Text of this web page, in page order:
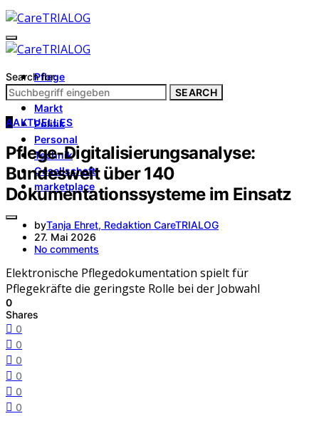
Pflege
Architektur
Markt
Politik
Personal
Technik
Gesellschaft
marketplace
Search for:
SEARCH
AAKTUELLES
Pflege-Digitalisierungsanalyse:
Bundesweit über 140
Dokumentationssysteme im Einsatz
byTanja Ehret, Redaktion CareTRIALOG
27. Mai 2026
No comments
Elektronische Pflegedokumentation spielt für
Pflegekräfte die geringste Rolle bei der Jobwahl
0
Shares
0
0
0
0
0
0